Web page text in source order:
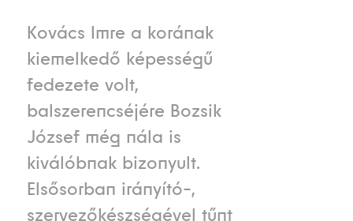
Kovács Imre a korának
kiemelkedő képességű
fedezete volt,
balszerencséjére Bozsik
József még nála is
kiválóbnak bizonyult.
Elsősorban irányító-,
szervezőkészségével tűnt